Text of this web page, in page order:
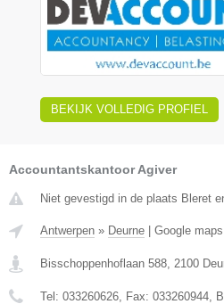
BEKIJK VOLLEDIG PROFIEL
Accountantskantoor Agiver
Niet gevestigd in de plaats Bleret
Antwerpen » Deurne Google maps
Bisschoppenhoflaan 588 2100
Tel: 033260626 , Fax: 033260944 ,